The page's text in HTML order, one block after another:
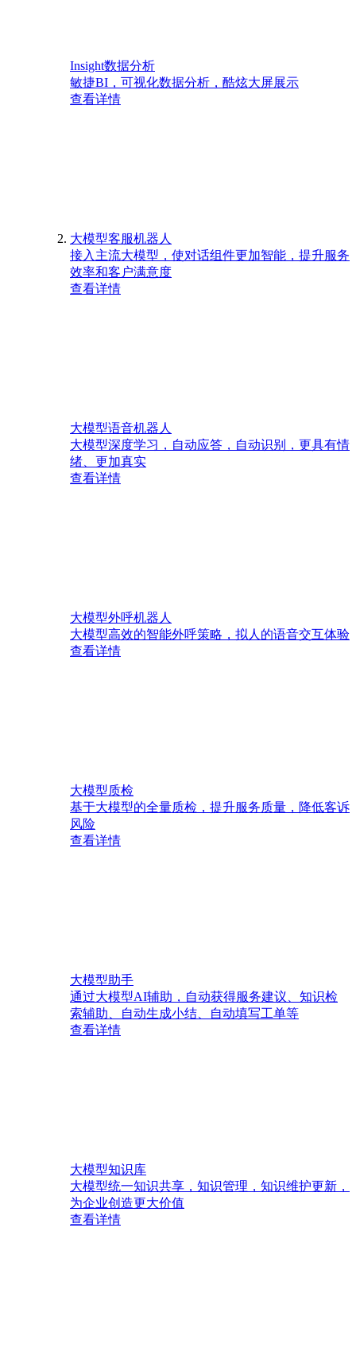
Insight数据分析
敏捷BI，可视化数据分析，酷炫大屏展示
查看详情
大模型客服机器人
接入主流大模型，使对话组件更加智能，提升服务
效率和客户满意度
查看详情
大模型语音机器人
大模型深度学习，自动应答，自动识别，更具有情
绪、更加真实
查看详情
大模型外呼机器人
大模型高效的智能外呼策略，拟人的语音交互体验
查看详情
大模型质检
基于大模型的全量质检，提升服务质量，降低客诉
风险
查看详情
大模型助手
通过大模型AI辅助，自动获得服务建议、知识检
索辅助、自动生成小结、自动填写工单等
查看详情
大模型知识库
大模型统一知识共享，知识管理，知识维护更新，
为企业创造更大价值
查看详情